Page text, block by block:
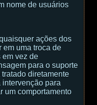
nome de usuários
ações dos
em uma troca de
em vez de
para o suporte
diretamente
para
um comportamento